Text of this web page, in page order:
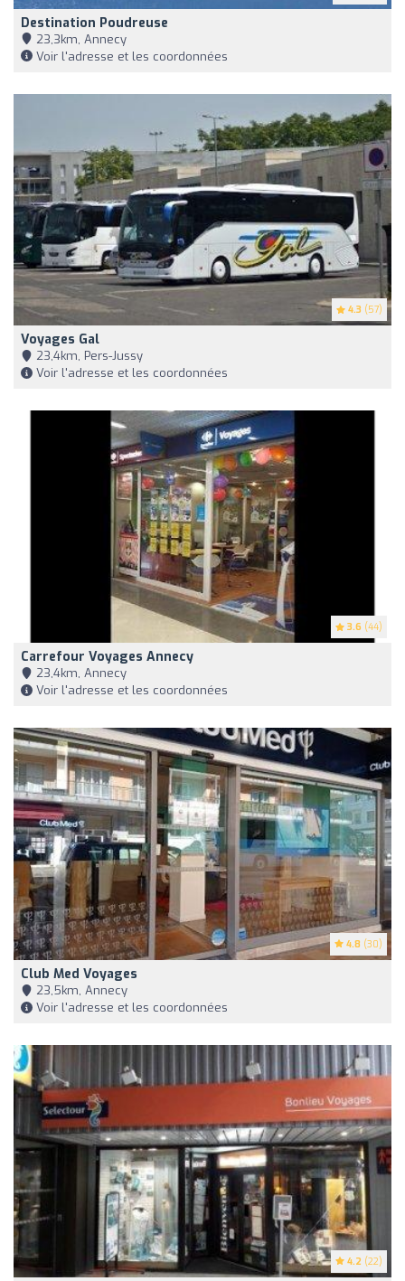
Destination Poudreuse
23,3km, Annecy
Voir l'adresse et les coordonnées
4.3 (57)
Voyages Gal
23,4km, Pers-Jussy
Voir l'adresse et les coordonnées
3.6 (44)
Carrefour Voyages Annecy
23,4km, Annecy
Voir l'adresse et les coordonnées
4.8 (30)
Club Med Voyages
23,5km, Annecy
Voir l'adresse et les coordonnées
4.2 (22)